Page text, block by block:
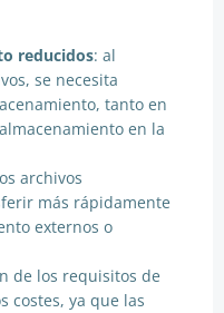
reducidos: al
se necesita
tanto en
en la
archivos
más rápidamente
externos o
de los requisitos de
costes, ya que las